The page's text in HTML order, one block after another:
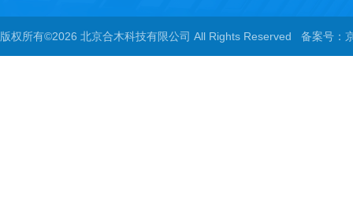
版权所有©2026 北京合木科技有限公司 All Rights Reserved 备案号：